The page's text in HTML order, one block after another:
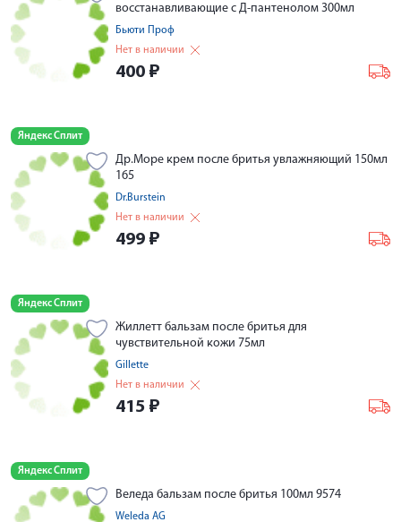
восстанавливающие с Д-пантенолом 300мл
Бьюти Проф
Нет в наличии
400 ₽
Яндекс Сплит
Др.Море крем после бритья увлажняющий 150мл
165
Dr.Burstein
Нет в наличии
499 ₽
Яндекс Сплит
Жиллетт бальзам после бритья для
чувствительной кожи 75мл
Gillette
Нет в наличии
415 ₽
Яндекс Сплит
Веледа бальзам после бритья 100мл 9574
Weleda AG